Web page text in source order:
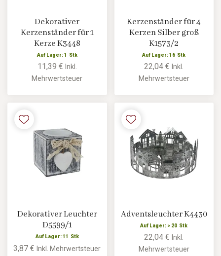
Dekorativer
Kerzenständer für 1
Kerze K3448
Auf Lager: 1 Stk
11,39 € Inkl.
Mehrwertsteuer
Kerzenständer für 4
Kerzen Silber groß
K1573/2
Auf Lager: 16 Stk
22,04 €Inkl.
Mehrwertsteuer
Dekorativer Leuchter
D5599/1
Auf Lager: 11 Stk
3,87 €Inkl. Mehrwertsteuer
Adventsleuchter K4430
Auf Lager: > 20 Stk
22,04 €Inkl.
Mehrwertsteuer